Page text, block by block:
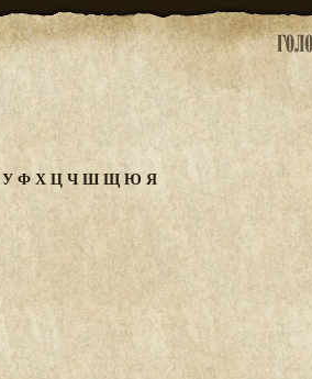
УФХЦЧШЩЮ Я